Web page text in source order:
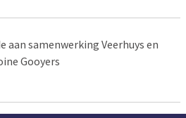
aan samenwerking Veerhuys en
Gooyers